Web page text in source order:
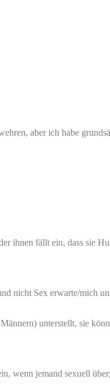
aber ich habe
ihnen fällt ein, dass sie
nicht Sex erwarte/mich
unterstellt, sie
wenn jemand sexuell